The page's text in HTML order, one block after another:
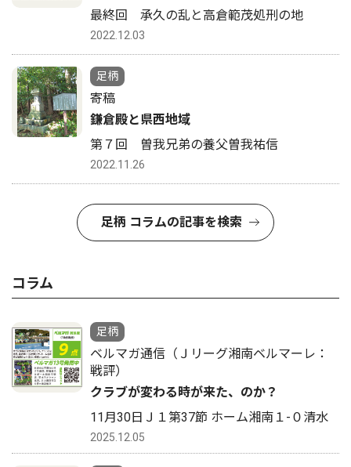
最終回 承久の乱と高倉範茂処刑の地
2022.12.03
足柄
寄稿
鎌倉殿と県西地域
第７回 曽我兄弟の養父曽我祐信
2022.11.26
足柄 コラムの記事を検索
コラム
足柄
ベルマガ通信（Ｊリーグ湘南ベルマーレ：
戦評）
クラブが変わる時が来た、のか？
11月30日Ｊ１第37節 ホーム湘南１-０清水
2025.12.05